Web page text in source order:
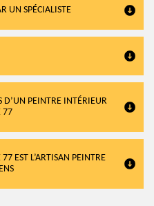
UN SPÉCIALISTE
D’UN PEINTRE INTÉRIEUR
77
EST L’ARTISAN PEINTRE